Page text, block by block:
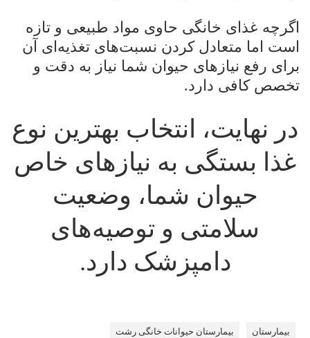
اگرچه غذای خانگی حاوی مواد طبیعی و تازه
است اما متعادل کردن نسبت‌های تغذیه‌ای آن
برای رفع نیازهای حیوان شما نیاز به دقت و
تخصص کافی دارد.
در نهایت، انتخاب بهترین نوع
غذا بستگی به نیازهای خاص
حیوان شما، وضعیت
سلامتی و توصیه‌های
دامپزشک‌ دارد.
بیمارستان بیمارستان حیوانات خانگی رشت